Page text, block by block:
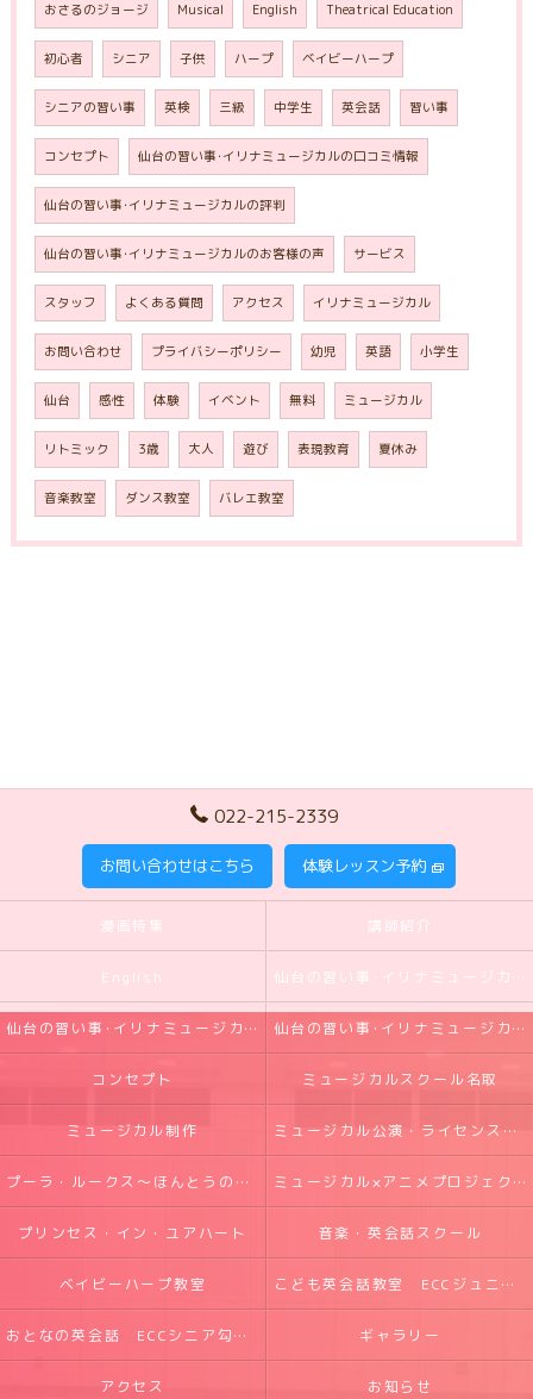
おさるのジョージ Musical English Theatrical Education
初心者 シニア 子供 ハープ ベイビーハープ
シニアの習い事 英検 三級 中学生 英会話 習い事
コンセプト 仙台の習い事･イリナミュージカルの口コミ情報
仙台の習い事･イリナミュージカルの評判
仙台の習い事･イリナミュージカルのお客様の声 サービス
スタッフ よくある質問 アクセス イリナミュージカル
お問い合わせ プライバシーポリシー 幼児 英語 小学生
仙台 感性 体験 イベント 無料 ミュージカル
リトミック 3歳 大人 遊び 表現教育 夏休み
音楽教室 ダンス教室 バレエ教室
022-215-2339
お問い合わせはこちら 体験レッスン予約
漫画特集 講師紹介
English 仙台の習い事･イリナミュージカルの口コミ情報
仙台の習い事･イリナミュージカルの評判 仙台の習い事･イリナミュージカルのお客様の声
コンセプト ミュージカルスクール名取
ミュージカル制作 ミュージカル公演・ライセンス実績
プーラ・ルークス～ほんとうの光～ ミュージカル×アニメプロジェクト
プリンセス・イン・ユアハート 音楽・英会話スクール
ベイビーハープ教室 こども英会話教室 ECCジュニア五橋・勾当台教室
おとなの英会話 ECCシニア勾当台教室 ギャラリー
アクセス お知らせ